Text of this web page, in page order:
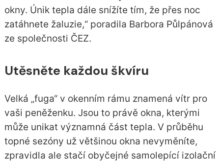
okny. Únik tepla dále snížíte tím, že přes noc
zatáhnete žaluzie,“ poradila Barbora Půlpánová
ze společnosti ČEZ.
Utěsněte každou škvíru
Velká „fuga“ v okenním rámu znamená vítr pro
vaši peněženku. Jsou to právě okna, kterými
může unikat významná část tepla. V průběhu
topné sezóny už většinou okna nevyměníte,
zpravidla ale stačí obyčejné samolepící izolační